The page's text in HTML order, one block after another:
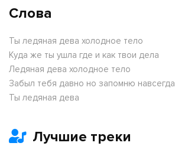
Слова
Ты ледяная дева холодное тело
Куда же ты ушла где и как твои дела
Ледяная дева холодное тело
Забыл тебя давно но запомню навсегда
Ты ледяная дева
Лучшие треки